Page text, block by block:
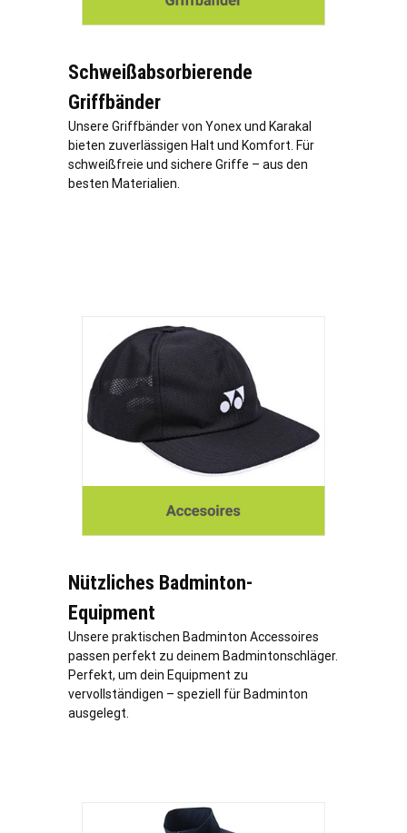
Schweißabsorbierende
Griffbänder
Unsere Griffbänder von Yonex und Karakal
bieten zuverlässigen Halt und Komfort. Für
schweißfreie und sichere Griffe – aus den
besten Materialien.
Nützliches Badminton-
Equipment
Unsere praktischen Badminton Accessoires
passen perfekt zu deinem Badmintonschläger.
Perfekt, um dein Equipment zu
vervollständigen – speziell für Badminton
ausgelegt.